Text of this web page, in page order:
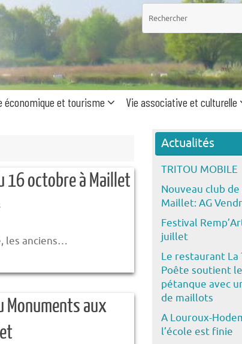
Recherche
pour
économique et tourisme Vie associative et culturelle
16 octobre à Maillet
les anciens…
Monuments aux
Actualités
TRITOU MOBILE
Nouveau club
Maillet: AG
Festival
juillet
Le restaurant La
Poête soutient
pétanque avec
de maillots
A Louroux-
l’école est finie